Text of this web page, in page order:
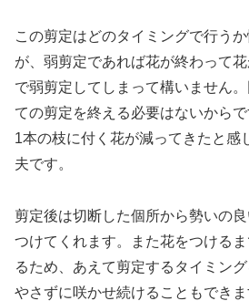
この剪定はどのタイミングで行う
が、弱剪定であれば花が終わって
で弱剪定してしまって構いません
ての剪定を終える必要はないからで
1本の枝に付く花が減ってきたと感
夫です。
剪定後は切断した個所から勢いの
つけてくれます。また花をつける
るため、あえて剪定するタイミン
やさずに咲かせ続けることもでき